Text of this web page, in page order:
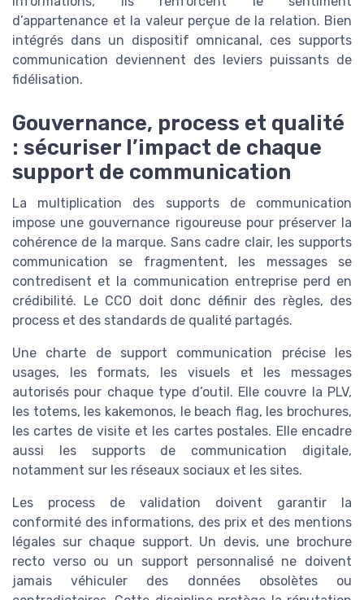
d’appartenance et la valeur perçue de la relation. Bien
intégrés dans un dispositif omnicanal, ces supports
communication deviennent des leviers puissants de
fidélisation.
Gouvernance, process et qualité
: sécuriser l’impact de chaque
support de communication
La multiplication des supports de communication
impose une gouvernance rigoureuse pour préserver la
cohérence de la marque. Sans cadre clair, les supports
communication se fragmentent, les messages se
contredisent et la communication entreprise perd en
crédibilité. Le CCO doit donc définir des règles, des
process et des standards de qualité partagés.
Une charte de support communication précise les
usages, les formats, les visuels et les messages
autorisés pour chaque type d’outil. Elle couvre la PLV,
les totems, les kakemonos, le beach flag, les brochures,
les cartes de visite et les cartes postales. Elle encadre
aussi les supports de communication digitale,
notamment sur les réseaux sociaux et les sites.
Les process de validation doivent garantir la
conformité des informations, des prix et des mentions
légales sur chaque support. Un devis, une brochure
recto verso ou un support personnalisé ne doivent
jamais véhiculer des données obsolètes ou